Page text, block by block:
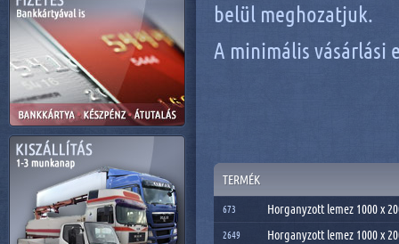
belül meghozatjuk.
A minimális vásárlási
TERMÉK
673 Horganyzott lemez 1000 x
2649 Horganyzott lemez 1000 x